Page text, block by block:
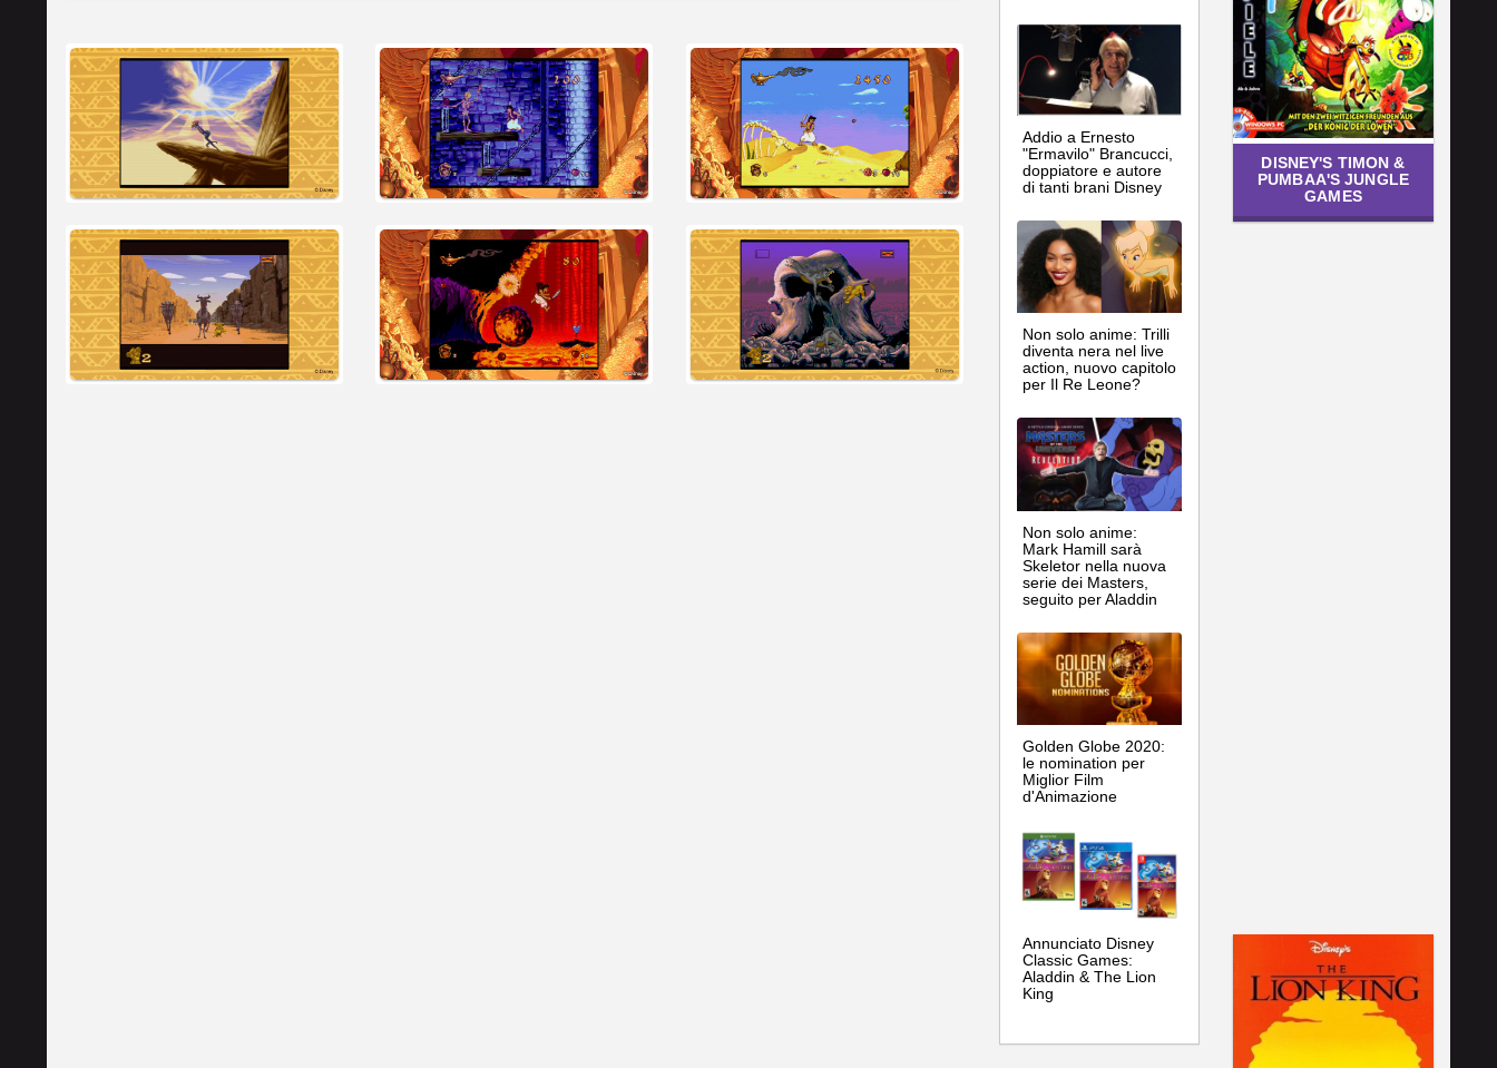
Addio a Ernesto
"Ermavilo" Brancucci,
doppiatore e autore
di tanti brani Disney
Non solo anime: Trilli
diventa nera nel live
action, nuovo capitolo
per Il Re Leone?
Non solo anime:
Mark Hamill sarà
Skeletor nella nuova
serie dei Masters,
seguito per Aladdin
Golden Globe 2020:
le nomination per
Miglior Film
d'Animazione
Annunciato Disney
Classic Games:
Aladdin & The Lion
King
DISNEY'S TIMON &
PUMBAA'S JUNGLE
GAMES